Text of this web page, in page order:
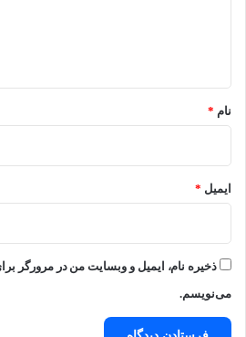
نام *
ایمیل *
ذخیره نام، ایمیل و وبسایت من در مرورگر
می‌نویسم.